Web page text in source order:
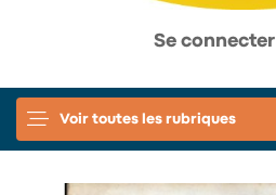
Se connecter
Voir toutes les rubriques